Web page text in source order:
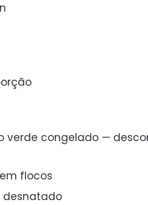
verde congelado —
flocos
desnatado